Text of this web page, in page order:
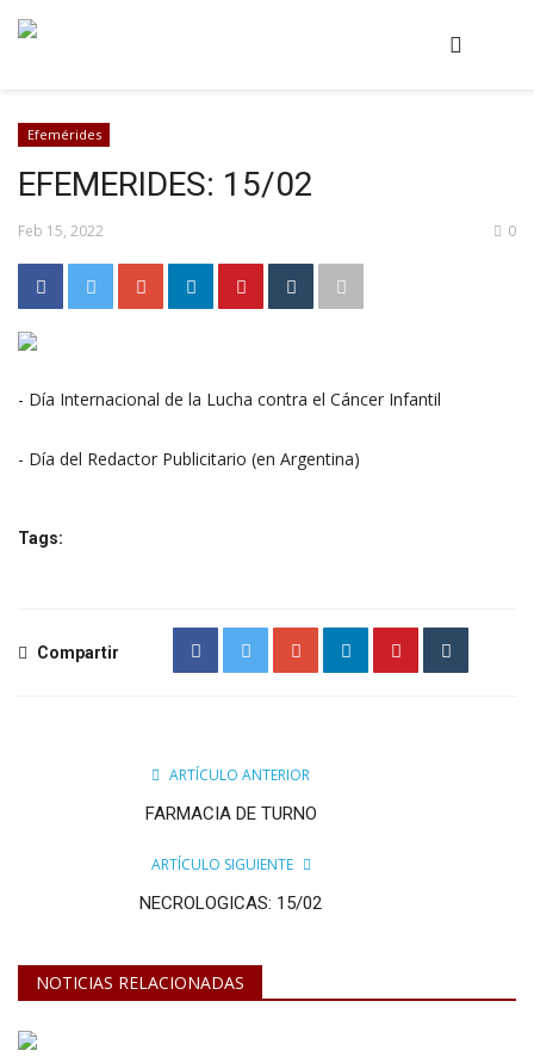
Efemérides
EFEMERIDES: 15/02
Feb 15, 2022 0
- Día Internacional de la Lucha contra el Cáncer Infantil
- Día del Redactor Publicitario (en Argentina)
Tags:
Compartir
ARTÍCULO ANTERIOR
FARMACIA DE TURNO
ARTÍCULO SIGUIENTE
NECROLOGICAS: 15/02
NOTICIAS RELACIONADAS